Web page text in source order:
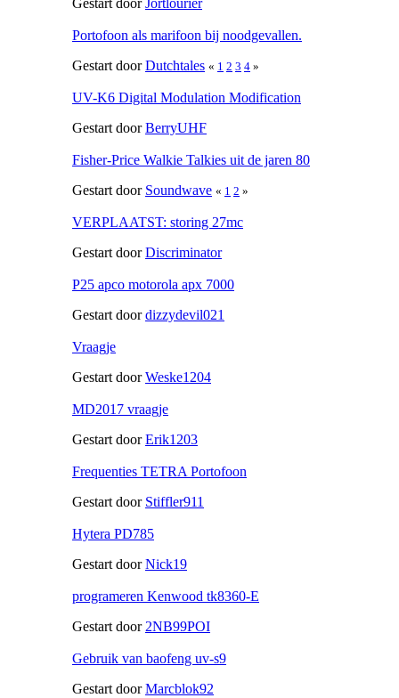
Gestart doorJortlourier
Portofoon als marifoon bij noodgevallen.
Gestart doorDutchtales « 1 2 3 4 »
UV-K6 Digital Modulation Modification
Gestart doorBerryUHF
Fisher-Price Walkie Talkies uit de jaren 80
Gestart door Soundwave « 1 2 »
VERPLAATST: storing 27mc
Gestart doorDiscriminator
P25 apco motorola apx 7000
Gestart doordizzydevil021
Vraagje
Gestart doorWeske1204
MD2017 vraagje
Gestart doorErik1203
Frequenties TETRA Portofoon
Gestart door Stiffler911
Hytera PD785
Gestart doorNick19
programeren Kenwood tk8360-E
Gestart door 2NB99POI
Gebruik van baofeng uv-s9
Gestart doorMarcblok92